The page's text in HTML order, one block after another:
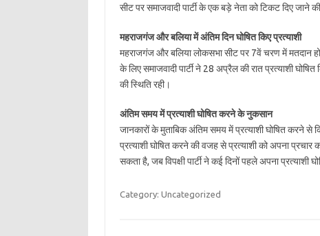
सीट पर समाजवादी पार्टी के एक बड़े नेता को टिकट दिए जाने
महराजगंज और बलिया में अंतिम दिन घोषित किए प्रत्याशी
महराजगंज और बलिया लोकसभा सीट पर 7वें चरण में मतदान
के लिए समाजवादी पार्टी ने 28 अप्रैल की रात प्रत्याशी
की स्थिति रही।
अंतिम समय में प्रत्याशी घोषित करने के नुकसान
जानकारों के मुताबिक अंतिम समय में प्रत्याशी घोषित करने
प्रत्याशी घोषित करने की वजह से प्रत्याशी को अपना
सकता है, जब विपक्षी पार्टी ने कई दिनों पहले अपना प्रत्याशी
Category: Uncategorized